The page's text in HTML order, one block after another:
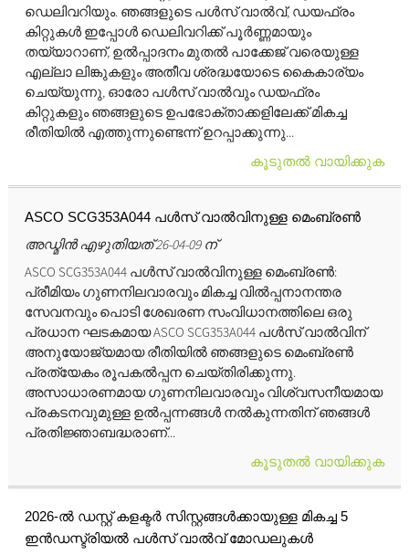
ഡെലിവറിയും. ഞങ്ങളുടെ പൾസ് വാൽവ്, ഡയഫ്രം
കിറ്റുകൾ ഇപ്പോൾ ഡെലിവറിക്ക് പൂർണ്ണമായും
തയ്യാറാണ്, ഉൽപ്പാദനം മുതൽ പാക്കേജ് വരെയുള്ള
എല്ലാ ലിങ്കുകളും അതീവ ശ്രദ്ധയോടെ കൈകാര്യം
ചെയ്യുന്നു, ഓരോ പൾസ് വാൽവും ഡയഫ്രം
കിറ്റുകളും ഞങ്ങളുടെ ഉപഭോക്താക്കളിലേക്ക് മികച്ച
രീതിയിൽ എത്തുന്നുണ്ടെന്ന് ഉറപ്പാക്കുന്നു...
കൂടുതൽ വായിക്കുക
ASCO SCG353A044 പൾസ് വാൽവിനുള്ള മെംബ്രൺ
അഡ്മിൻ എഴുതിയത് 26-04-09 ന്
ASCO SCG353A044 പൾസ് വാൽവിനുള്ള മെംബ്രൺ:
പ്രീമിയം ഗുണനിലവാരവും മികച്ച വിൽപ്പനാനന്തര
സേവനവും ​പൊടി ശേഖരണ സംവിധാനത്തിലെ ഒരു
പ്രധാന ഘടകമായ ASCO SCG353A044 പൾസ് വാൽവിന്
അനുയോജ്യമായ രീതിയിൽ ഞങ്ങളുടെ മെംബ്രൺ
പ്രത്യേകം രൂപകൽപ്പന ചെയ്‌തിരിക്കുന്നു.
അസാധാരണമായ ഗുണനിലവാരവും വിശ്വസനീയമായ
പ്രകടനവുമുള്ള ഉൽപ്പന്നങ്ങൾ നൽകുന്നതിന് ഞങ്ങൾ
പ്രതിജ്ഞാബദ്ധരാണ്...
കൂടുതൽ വായിക്കുക
2026-ൽ ഡസ്റ്റ് കളക്ടർ സിസ്റ്റങ്ങൾക്കായുള്ള മികച്ച 5
ഇൻഡസ്ട്രിയൽ പൾസ് വാൽവ് മോഡലുകൾ